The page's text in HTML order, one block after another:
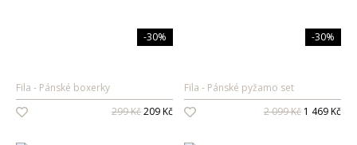
-30%
Fila
Pánské boxerky
299 Kč209 Kč
-30%
Fila
Pánské pyžamo set
2 099 Kč 1 469 Kč